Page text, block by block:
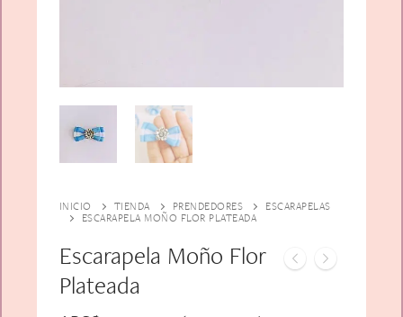
INICIO TIENDA PRENDEDORES
ESCARAPELAS
ESCARAPELA MOÑO FLOR PLATEADA
Escarapela Moño Flor
Plateada